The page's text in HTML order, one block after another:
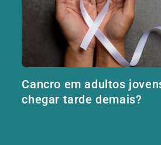
Cancro em adultos
chegar tarde demais?